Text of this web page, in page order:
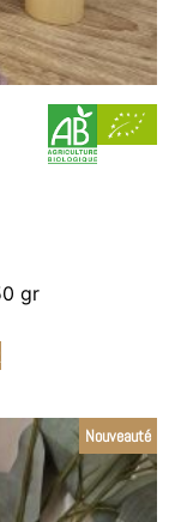
gr
Nouveauté